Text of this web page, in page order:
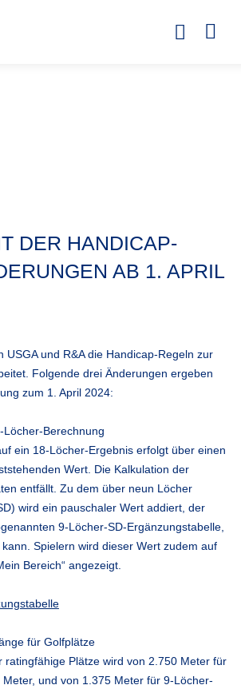
DER HANDICAP-
AB 1. APRIL
USGA und R&A die Handicap-Regeln zur
Folgende drei Änderungen ergeben
zum 1. April 2024:
Berechnung
ein 18-Löcher-Ergebnis erfolgt über einen
Wert. Die Kalkulation der
entfällt. Zu dem über neun Löcher
wird ein pauschaler Wert addiert, der
9-Löcher-SD-Ergänzungstabelle,
Spielern wird dieser Wert zudem auf
Bereich“ angezeigt.
für Golfplätze
ratingfähige Plätze wird von 2.750 Meter für
und von 1.375 Meter für 9-Löcher-